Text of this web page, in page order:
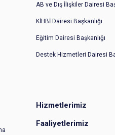
AB ve Dış İlişkiler Dairesi
KİHBİ Dairesi Başkanlığı
Eğitim Dairesi Başkanlığı
Destek Hizmetleri Dairesi
Hizmetlerimiz
Faaliyetlerimiz